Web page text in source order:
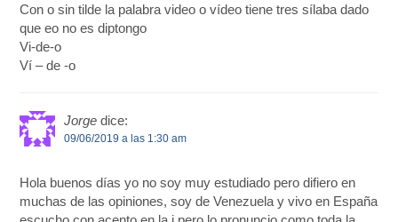
Con o sin tilde la palabra video o vídeo tiene tres sílaba dado
que eo no es diptongo
Vi-de-o
Ví – de -o
Jorge dice:
09/06/2019 a las 1:30 am
Hola buenos días yo no soy muy estudiado pero difiero en
muchas de las opiniones, soy de Venezuela y vivo en España